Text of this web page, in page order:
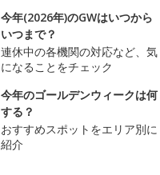
今年(2026年)のGWはいつから
いつまで？
連休中の各機関の対応など、気
になることをチェック
今年のゴールデンウィークは何
する？
おすすめスポットをエリア別に
紹介